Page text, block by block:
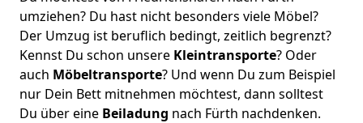
umziehen? Du hast nicht besonders viele Möbel?
Der Umzug ist beruflich bedingt, zeitlich begrenzt?
Kennst Du schon unsere Kleintransporte? Oder
auch Möbeltransporte? Und wenn Du zum Beispiel
nur Dein Bett mitnehmen möchtest, dann solltest
Du über eine Beiladung nach Fürth nachdenken.